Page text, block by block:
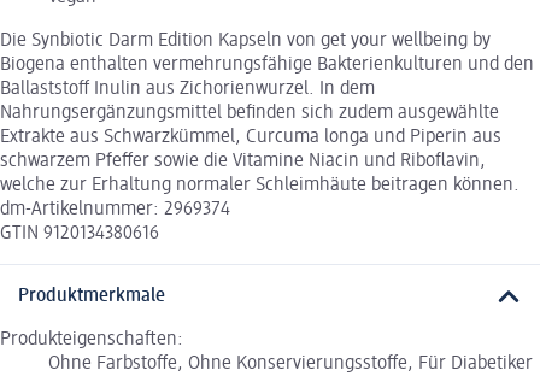
Die Synbiotic Darm Edition Kapseln von get your wellbeing by
Biogena enthalten vermehrungsfähige Bakterienkulturen und den
Ballaststoff Inulin aus Zichorienwurzel. In dem
Nahrungsergänzungsmittel befinden sich zudem ausgewählte
Extrakte aus Schwarzkümmel, Curcuma longa und Piperin aus
schwarzem Pfeffer sowie die Vitamine Niacin und Riboflavin,
welche zur Erhaltung normaler Schleimhäute beitragen können.
dm-Artikelnummer: 2969374
GTIN 9120134380616
Produktmerkmale
Produkteigenschaften:
Ohne Farbstoffe, Ohne Konservierungsstoffe, Für Diabetiker